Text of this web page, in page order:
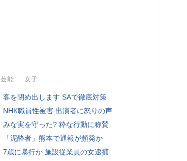
芸能 女子
客を閉め出します SAで徹底対策
NHK職員性被害 出演者に怒りの声
みな実を守った? 粋な行動に称賛
「泥酔者」熊本で通報が頻発か
7歳に暴行か 施設従業員の女逮捕